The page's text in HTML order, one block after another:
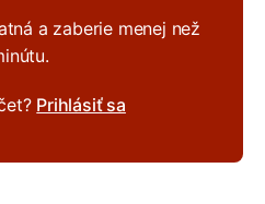
a zaberie menej než
Prihlásiť sa